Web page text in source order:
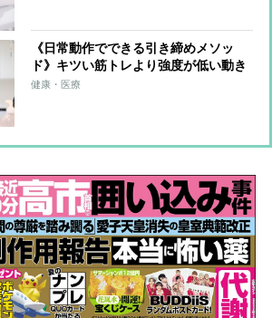
《日常動作でできる引き締めメソッ
ド》キツい筋トレより強度が低い動き
を継続するのがカギ 「洗顔」「食器
健康・医療